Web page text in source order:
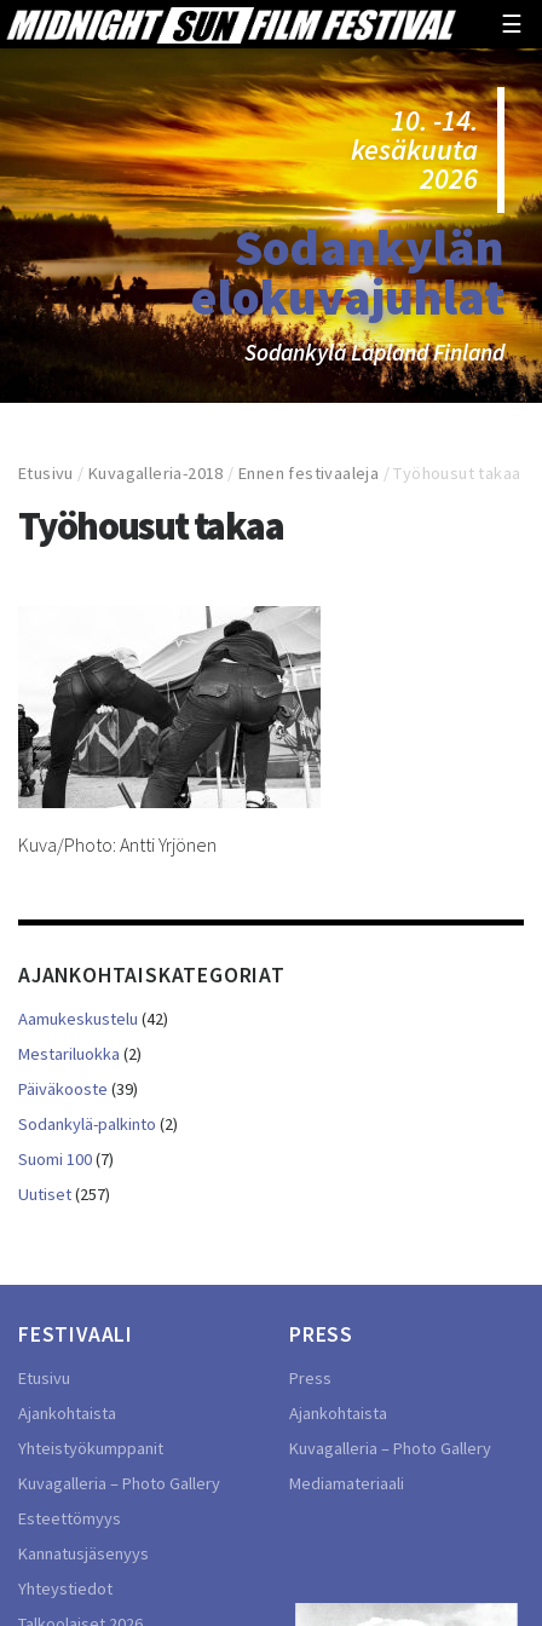
☰
10. -14.
kesäkuuta
2026
Sodankylän
elokuvajuhlat
Sodankylä Lapland Finland
Etusivu /Kuvagalleria-2018 /Ennen festivaaleja /Työhousut takaa
Työhousut takaa
Kuva/Photo: Antti Yrjönen
AJANKOHTAISKATEGORIAT
Aamukeskustelu (42)
Mestariluokka (2)
Päiväkooste (39)
Sodankylä-palkinto (2)
Suomi 100(7)
Uutiset(257)
FESTIVAALI
Etusivu
Ajankohtaista
Yhteistyökumppanit
Kuvagalleria – Photo Gallery
Esteettömyys
Kannatusjäsenyys
Yhteystiedot
PRESS
Press
Ajankohtaista
Kuvagalleria – Photo Gallery
Mediamateriaali